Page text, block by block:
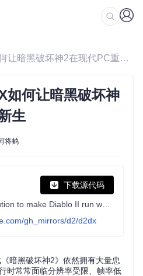
/ 技术揭秘：D2DX如何让暗黑破坏神2在现代PC重获新生
如何让暗黑破坏神
生
将鹤
下载源代码
gh_mirrors/d2/d2dx
暗黑破坏神2》依然拥有大量忠
时常常面临分辨率受限、帧率低